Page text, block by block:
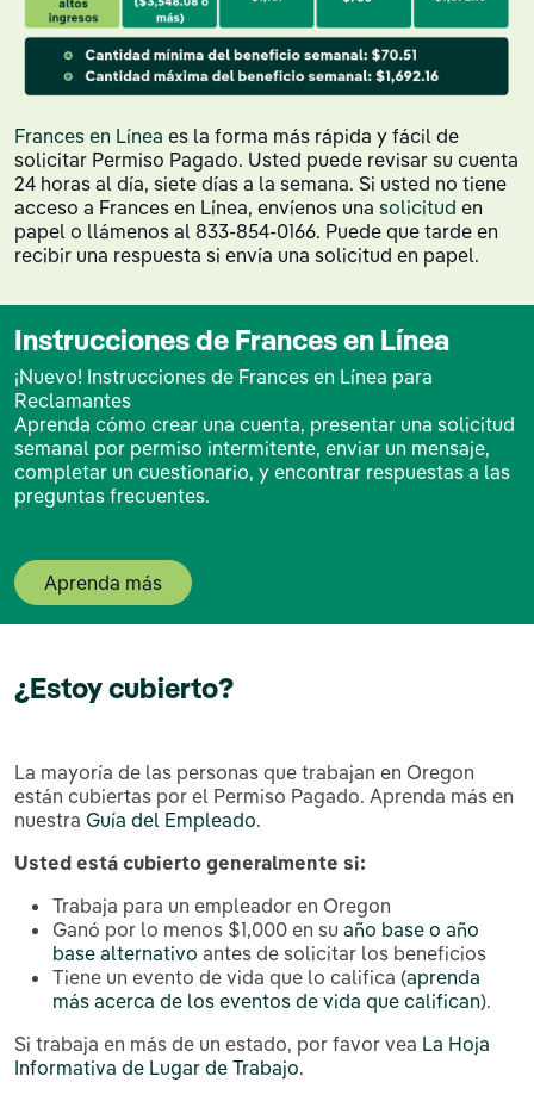
Frances en Línea es la forma más rápida y fácil de
solicitar Permiso Pagado. Usted puede revisar su cuenta
24 horas al día, siete días a la semana. Si usted no tiene
acceso a Frances en Línea, envíenos una solicitud en
papel o llámenos al 833-854-0166. Puede que tarde en
recibir una respuesta si envía una solicitud en papel.
Instrucciones de Frances en Línea
¡Nuevo! Instrucciones de Frances en Línea para
Reclamantes
Aprenda cómo crear una cuenta, presentar una solicitud
semanal por permiso intermitente, enviar un mensaje,
completar un cuestionario, y encontrar respuestas a las
preguntas frecuentes.
Aprenda más
¿Estoy cubierto?
La mayoría de las personas que trabajan en Oregon
están cubiertas por el Permiso Pagado. Aprenda más en
nuestra Guía del Empleado.
Usted está cubierto generalmente si:
Trabaja para un empleador en Oregon
Ganó por lo menos $1,000 en su año base o año
base alternativo antes de solicitar los beneficios
Tiene un evento de vida que lo califica (aprenda
más acerca de los eventos de vida que califican).
Si trabaja en más de un estado, por favor vea La Hoja
Informativa de Lugar de Trabajo.